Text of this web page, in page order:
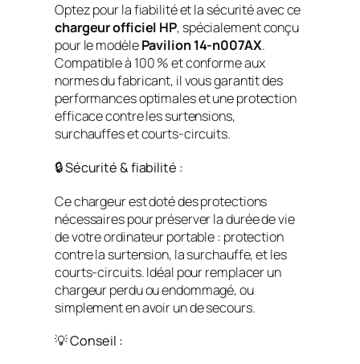
Optez pour la fiabilité et la sécurité avec ce
chargeur officiel HP, spécialement conçu
pour le modèlePavilion 14-n007AX.
Compatible à 100 % et conforme aux
normes du fabricant, il vous garantit des
performances optimales et une protection
efficace contre les surtensions,
surchauffes et courts-circuits.
🔒 Sécurité & fiabilité :
Ce chargeur est doté des protections
nécessaires pour préserver la durée de vie
de votre ordinateur portable : protection
contre la surtension, la surchauffe, et les
courts-circuits. Idéal pour remplacer un
chargeur perdu ou endommagé, ou
simplement en avoir un de secours.
💡 Conseil :